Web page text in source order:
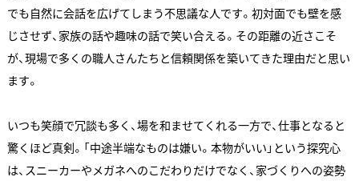
でも自然に会話を広げてしまう不思議な人です。初対面でも壁を感
じさせず、家族の話や趣味の話で笑い合える。その距離の近さこそ
が、現場で多くの職人さんたちと信頼関係を築いてきた理由だと思い
ます。
いつも笑顔で冗談も多く、場を和ませてくれる一方で、仕事となると
驚くほど真剣。「中途半端なものは嫌い。本物がいい」という探究心
は、スニーカーやメガネへのこだわりだけでなく、家づくりへの姿勢